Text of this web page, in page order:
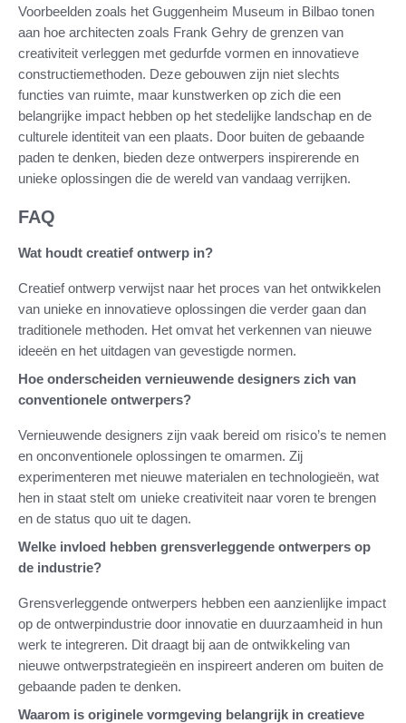
Voorbeelden zoals het Guggenheim Museum in Bilbao tonen
aan hoe architecten zoals Frank Gehry de grenzen van
creativiteit verleggen met gedurfde vormen en innovatieve
constructiemethoden. Deze gebouwen zijn niet slechts
functies van ruimte, maar kunstwerken op zich die een
belangrijke impact hebben op het stedelijke landschap en de
culturele identiteit van een plaats. Door buiten de gebaande
paden te denken, bieden deze ontwerpers inspirerende en
unieke oplossingen die de wereld van vandaag verrijken.
FAQ
Wat houdt creatief ontwerp in?
Creatief ontwerp verwijst naar het proces van het ontwikkelen
van unieke en innovatieve oplossingen die verder gaan dan
traditionele methoden. Het omvat het verkennen van nieuwe
ideeën en het uitdagen van gevestigde normen.
Hoe onderscheiden vernieuwende designers zich van
conventionele ontwerpers?
Vernieuwende designers zijn vaak bereid om risico’s te nemen
en onconventionele oplossingen te omarmen. Zij
experimenteren met nieuwe materialen en technologieën, wat
hen in staat stelt om unieke creativiteit naar voren te brengen
en de status quo uit te dagen.
Welke invloed hebben grensverleggende ontwerpers op
de industrie?
Grensverleggende ontwerpers hebben een aanzienlijke impact
op de ontwerpindustrie door innovatie en duurzaamheid in hun
werk te integreren. Dit draagt bij aan de ontwikkeling van
nieuwe ontwerpstrategieën en inspireert anderen om buiten de
gebaande paden te denken.
Waarom is originele vormgeving belangrijk in creatieve